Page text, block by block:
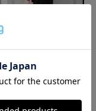
上本町近鉄SUPERIORCLOSE